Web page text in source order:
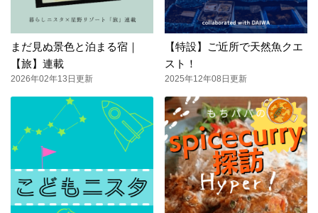
まだ見ぬ景色と泊まる宿｜
【旅】連載
2026年02年13日更新
【特設】ご近所で天然魚クエ
スト！
2025年12年08日更新